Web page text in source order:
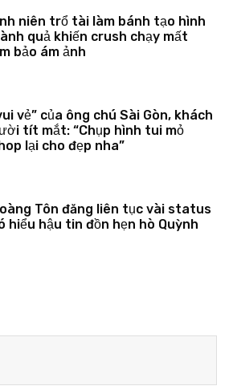
niên trổ tài làm bánh tạo hình
quả khiến crush chạy mất
bảo ám ảnh
vẻ” của ông chú Sài Gòn, khách
tít mắt: “Chụp hình tui mỏ
lại cho đẹp nha”
Tôn đăng liên tục vài status
hiểu hậu tin đồn hẹn hò Quỳnh